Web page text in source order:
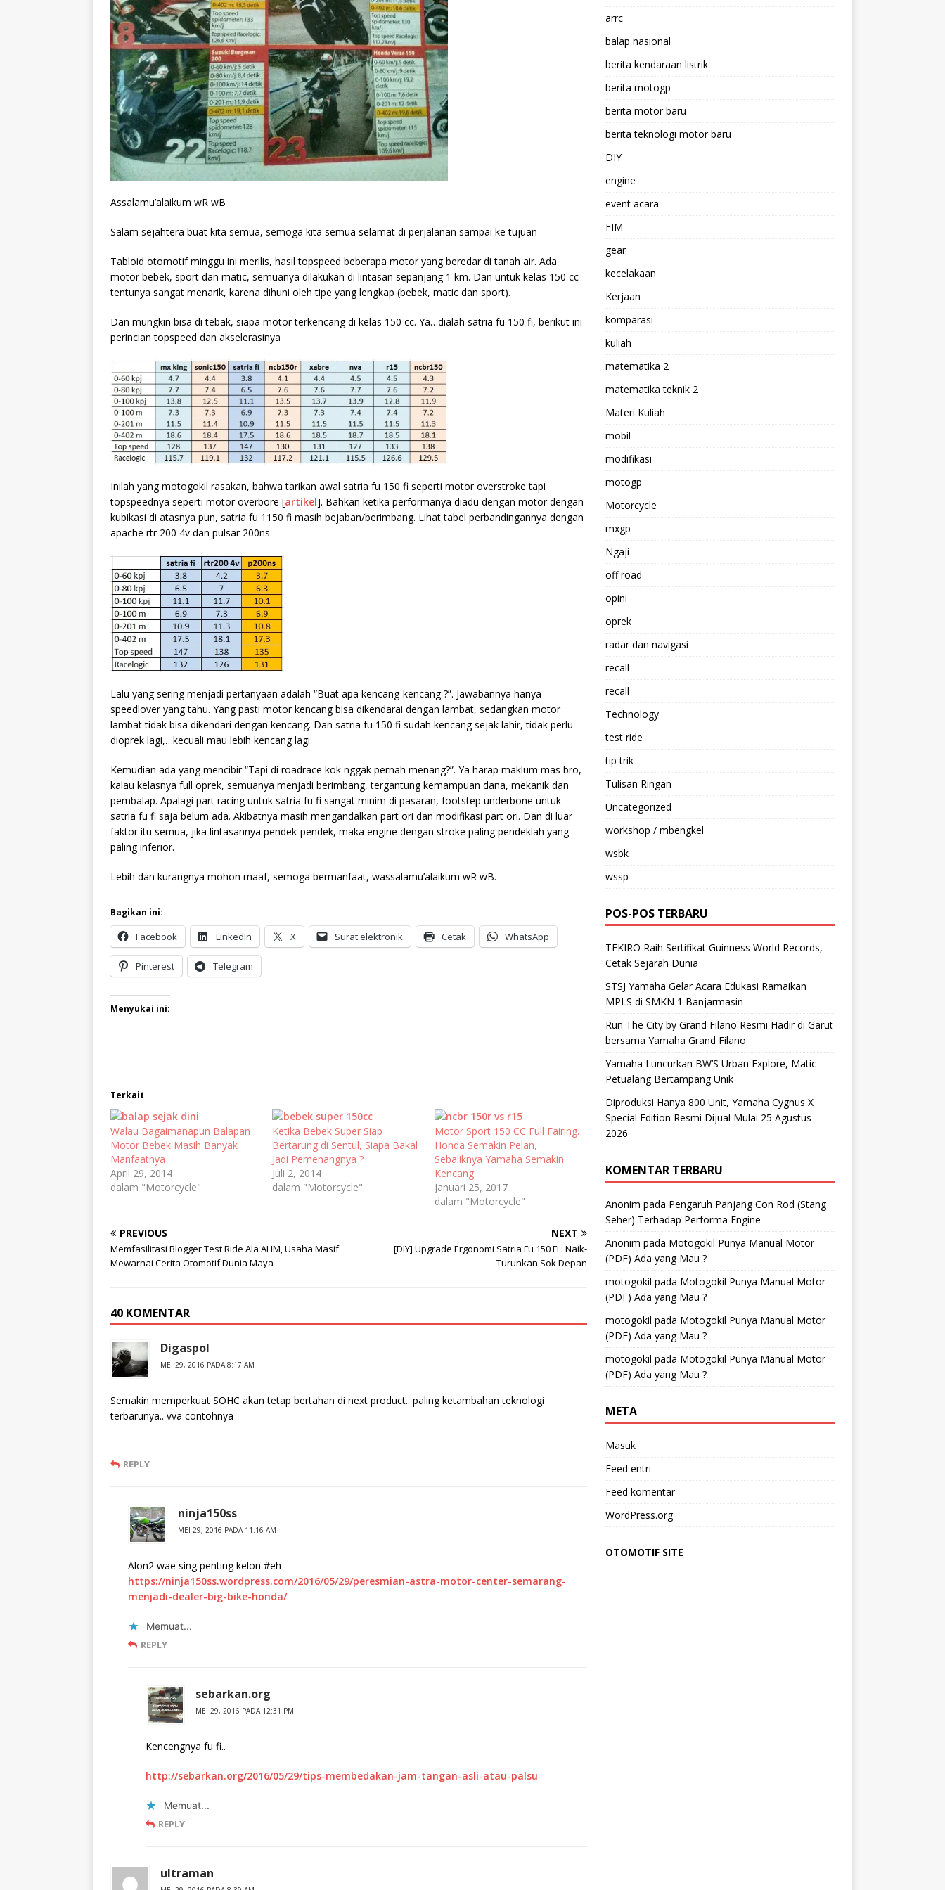
Assalamu’alaikum wR wB
Salam sejahtera buat kita semua, semoga kita semua selamat di perjalanan sampai ke tujuan
Tabloid otomotif minggu ini merilis, hasil topspeed beberapa motor yang beredar di tanah air. Ada
motor bebek, sport dan matic, semuanya dilakukan di lintasan sepanjang 1 km. Dan untuk kelas 150 cc
tentunya sangat menarik, karena dihuni oleh tipe yang lengkap (bebek, matic dan sport).
Dan mungkin bisa di tebak, siapa motor terkencang di kelas 150 cc. Ya…dialah satria fu 150 fi, berikut ini
perincian topspeed dan akselerasinya
Inilah yang motogokil rasakan, bahwa tarikan awal satria fu 150 fi seperti motor overstroke tapi
topspeednya seperti motor overbore [artikel]. Bahkan ketika performanya diadu dengan motor dengan
kubikasi di atasnya pun, satria fu 1150 fi masih bejaban/berimbang. Lihat tabel perbandingannya dengan
apache rtr 200 4v dan pulsar 200ns
Lalu yang sering menjadi pertanyaan adalah “Buat apa kencang-kencang ?”. Jawabannya hanya
speedlover yang tahu. Yang pasti motor kencang bisa dikendarai dengan lambat, sedangkan motor
lambat tidak bisa dikendari dengan kencang. Dan satria fu 150 fi sudah kencang sejak lahir, tidak perlu
dioprek lagi,…kecuali mau lebih kencang lagi.
Kemudian ada yang mencibir “Tapi di roadrace kok nggak pernah menang?”. Ya harap maklum mas bro,
kalau kelasnya full oprek, semuanya menjadi berimbang, tergantung kemampuan dana, mekanik dan
pembalap. Apalagi part racing untuk satria fu fi sangat minim di pasaran, footstep underbone untuk
satria fu fi saja belum ada. Akibatnya masih mengandalkan part ori dan modifikasi part ori. Dan di luar
faktor itu semua, jika lintasannya pendek-pendek, maka engine dengan stroke paling pendeklah yang
paling inferior.
Lebih dan kurangnya mohon maaf, semoga bermanfaat, wassalamu’alaikum wR wB.
Bagikan ini:
Facebook LinkedIn X Surat elektronik Cetak WhatsApp
Pinterest Telegram
Menyukai ini:
Terkait
Walau Bagaimanapun Balapan
Motor Bebek Masih Banyak
Manfaatnya
April 29, 2014
dalam "Motorcycle"
Ketika Bebek Super Siap
Bertarung di Sentul, Siapa Bakal
Jadi Pemenangnya ?
Juli 2, 2014
dalam "Motorcycle"
Motor Sport 150 CC Full Fairing.
Honda Semakin Pelan,
Sebaliknya Yamaha Semakin
Kencang
Januari 25, 2017
dalam "Motorcycle"
PREVIOUS
Memfasilitasi Blogger Test Ride Ala AHM, Usaha Masif
Mewarnai Cerita Otomotif Dunia Maya
NEXT
[DIY] Upgrade Ergonomi Satria Fu 150 Fi : Naik-
Turunkan Sok Depan
40 KOMENTAR
Digaspol
MEI 29, 2016 PADA 8:17 AM
Semakin memperkuat SOHC akan tetap bertahan di next product.. paling ketambahan teknologi
terbarunya.. vva contohnya
REPLY
ninja150ss
MEI 29, 2016 PADA 11:16 AM
Alon2 wae sing penting kelon #eh
https://ninja150ss.wordpress.com/2016/05/29/peresmian-astra-motor-center-semarang-
menjadi-dealer-big-bike-honda/
Memuat...
REPLY
sebarkan.org
MEI 29, 2016 PADA 12:31 PM
Kencengnya fu fi..
http://sebarkan.org/2016/05/29/tips-membedakan-jam-tangan-asli-atau-palsu
Memuat...
REPLY
ultraman
arrc
balap nasional
berita kendaraan listrik
berita motogp
berita motor baru
berita teknologi motor baru
DIY
engine
event acara
FIM
gear
kecelakaan
Kerjaan
komparasi
kuliah
matematika 2
matematika teknik 2
Materi Kuliah
mobil
modifikasi
motogp
Motorcycle
mxgp
Ngaji
off road
opini
oprek
radar dan navigasi
recall
recall
Technology
test ride
tip trik
Tulisan Ringan
Uncategorized
workshop / mbengkel
wsbk
wssp
POS-POS TERBARU
TEKIRO Raih Sertifikat Guinness World Records,
Cetak Sejarah Dunia
STSJ Yamaha Gelar Acara Edukasi Ramaikan
MPLS di SMKN 1 Banjarmasin
Run The City by Grand Filano Resmi Hadir di Garut
bersama Yamaha Grand Filano
Yamaha Luncurkan BW’S Urban Explore, Matic
Petualang Bertampang Unik
Diproduksi Hanya 800 Unit, Yamaha Cygnus X
Special Edition Resmi Dijual Mulai 25 Agustus
2026
KOMENTAR TERBARU
Anonim pada Pengaruh Panjang Con Rod (Stang
Seher) Terhadap Performa Engine
Anonim pada Motogokil Punya Manual Motor
(PDF) Ada yang Mau ?
motogokil pada Motogokil Punya Manual Motor
(PDF) Ada yang Mau ?
motogokil pada Motogokil Punya Manual Motor
(PDF) Ada yang Mau ?
motogokil pada Motogokil Punya Manual Motor
(PDF) Ada yang Mau ?
META
Masuk
Feed entri
Feed komentar
WordPress.org
OTOMOTIF SITE